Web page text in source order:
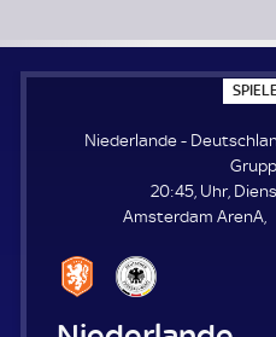
Niederlande -
20:45, Uhr,
Amsterdam ArenA